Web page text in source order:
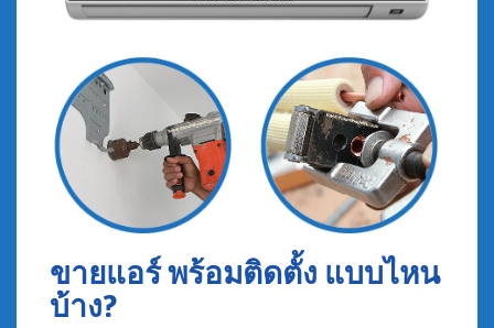
ขายแอร์ พร้อมติดตั้ง แบบไหน
บ้าง?